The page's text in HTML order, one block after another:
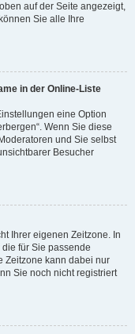
auf der Seite angezeigt,
Sie alle Ihre
in der Online-Liste
eine Option
Wenn Sie diese
und Sie selbst
Besucher
Ihrer eigenen Zeitzone. In
für Sie passende
Zeitzone kann dabei nur
Sie noch nicht registriert